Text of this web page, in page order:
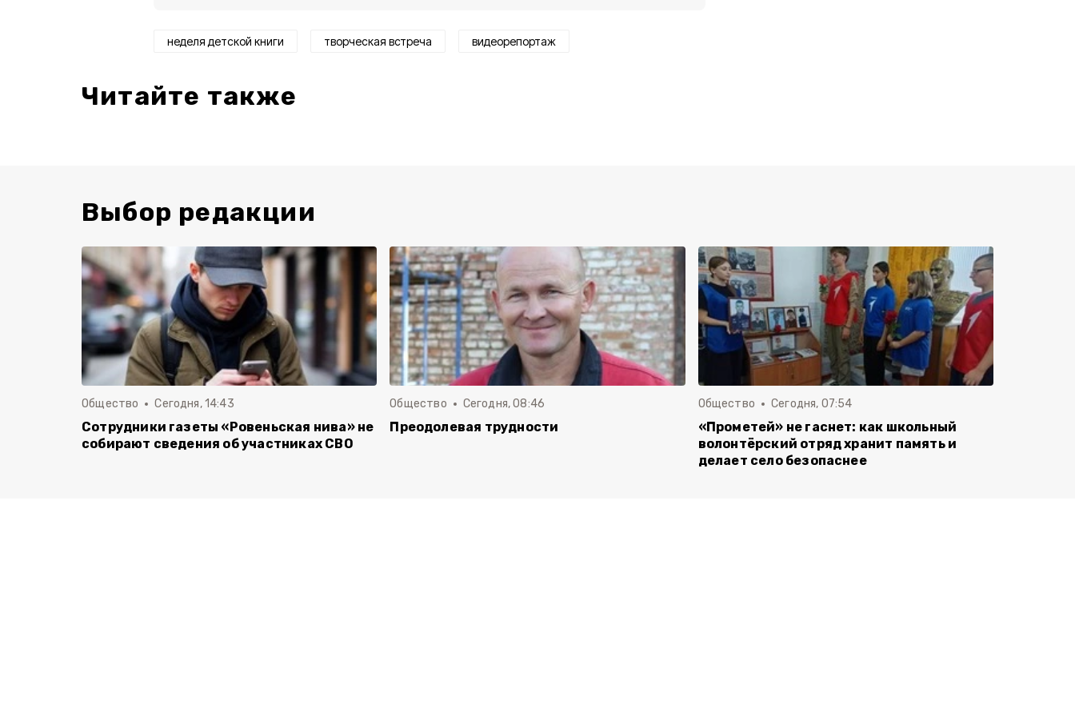
неделя детской книги творческая встреча видеорепортаж
Читайте также
Выбор редакции
Общество Сегодня, 14:43
Сотрудники газеты «Ровеньская нива» не
собирают сведения об участниках СВО
Общество Сегодня, 08:46
Преодолевая трудности
Общество Сегодня, 07:54
«Прометей» не гаснет: как школьный
волонтёрский отряд хранит память и
делает село безопаснее